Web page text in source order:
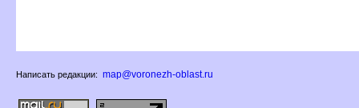
Написать редакции: map@voronezh-oblast.ru